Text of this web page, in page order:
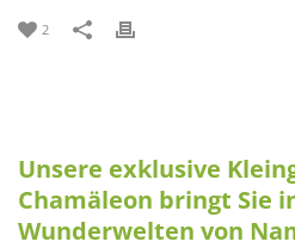
2
Unsere exklusive
Chamäleon bringt Sie
Wunderwelten von